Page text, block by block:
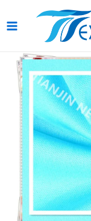
至
Menu